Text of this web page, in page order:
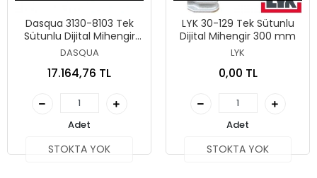
Dasqua 3130-8103 Tek
Sütunlu Dijital Mihengir
300 mm
DASQUA
17.164,76 TL
Adet
STOKTA YOK
LYK 30-129 Tek Sütunlu
Dijital Mihengir 300 mm
LYK
0,00 TL
Adet
STOKTA YOK